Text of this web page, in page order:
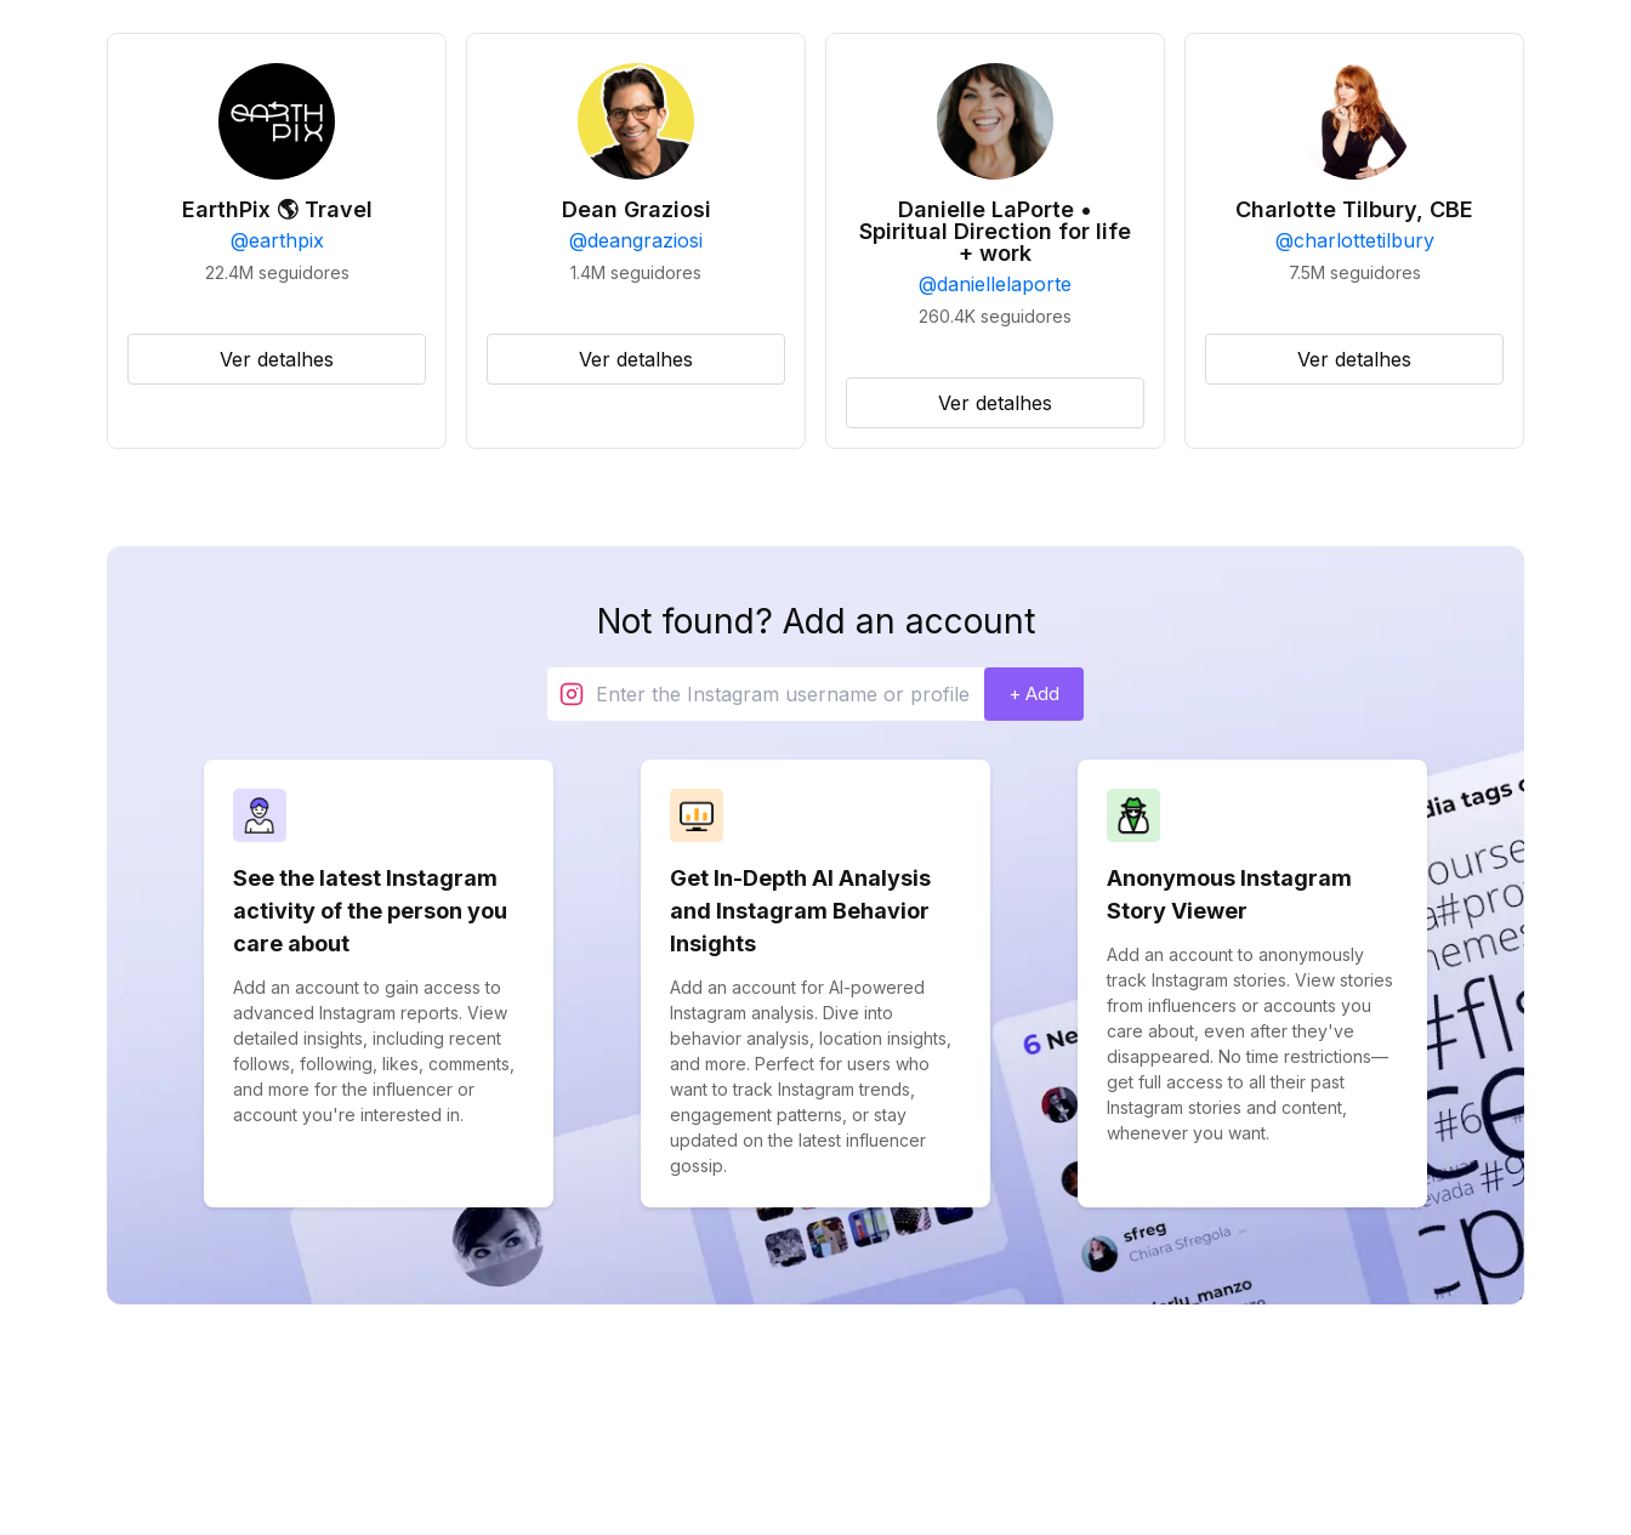
EarthPix 🌎 Travel
@earthpix
22.4M seguidores
Ver detalhes
Dean Graziosi
@deangraziosi
1.4M seguidores
Ver detalhes
Danielle LaPorte •
Spiritual Direction for life
+ work
@daniellelaporte
260.4K seguidores
Ver detalhes
Charlotte Tilbury, CBE
@charlottetilbury
7.5M seguidores
Ver detalhes
Not found? Add an account
+ Add
See the latest Instagram
activity of the person you
care about
Add an account to gain access to
advanced Instagram reports. View
detailed insights, including recent
follows, following, likes, comments,
and more for the influencer or
account you're interested in.
Get In-Depth AI Analysis
and Instagram Behavior
Insights
Add an account for AI-powered
Instagram analysis. Dive into
behavior analysis, location insights,
and more. Perfect for users who
want to track Instagram trends,
engagement patterns, or stay
updated on the latest influencer
gossip.
Anonymous Instagram
Story Viewer
Add an account to anonymously
track Instagram stories. View stories
from influencers or accounts you
care about, even after they've
disappeared. No time restrictions—
get full access to all their past
Instagram stories and content,
whenever you want.